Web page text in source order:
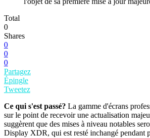
Total
0
Shares
0
0
0
Partagez
Épingle
Tweetez
Ce qui s'est passé? La gamme d'écrans
sur le point de recevoir une actualisation
suggèrent que des mises à niveau notables
Display XDR, qui est resté inchangé pendant